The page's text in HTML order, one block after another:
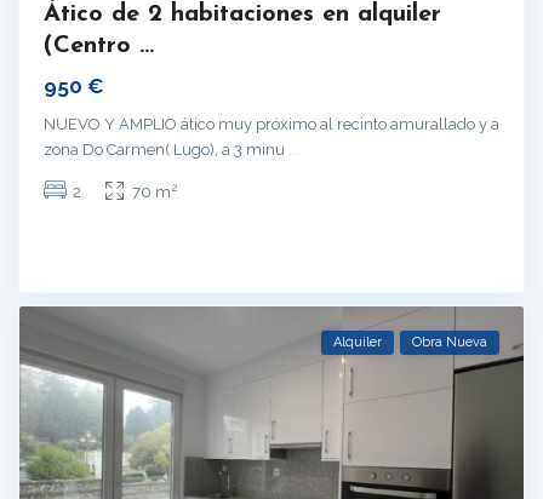
Ático de 2 habitaciones en alquiler
(Centro ...
950 €
NUEVO Y AMPLIO ático muy próximo al recinto amurallado y a
zona Do Carmen( Lugo), a 3 minu
2 70 m2
Alquiler Obra Nueva